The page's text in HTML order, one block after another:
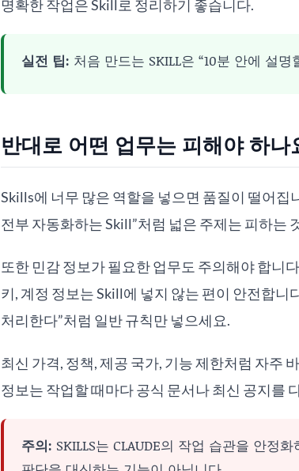
명확한 작업은 Skill로 정리하기 좋습니다.
실전 팁: 처음 만드는 SKILL은 “10분 안에 설
반대로 어떤 업무는 피해야 하나
Skills에 너무 많은 역할을 넣으면 품질이 떨어집
전부 자동화하는 Skill”처럼 넓은 주제는 피하는
또한 민감 정보가 필요한 업무도 주의해야 합니
키, 계정 정보는 Skill에 넣지 않는 편이 안전합니
처리한다”처럼 일반 규칙만 넣으세요.
최신 가격, 정책, 제공 국가, 기능 제한처럼 자주
정보는 작업할 때마다 공식 문서나 최신 공지를
주의: SKILLS는 CLAUDE의 작업 습관을 안정